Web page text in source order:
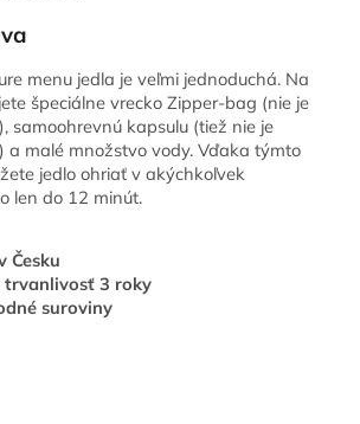
menu jedla je veľmi jednoduchá. Na
špeciálne vrecko Zipper-bag (nie je
samoohrevnú kapsulu (tiež nie je
a malé množstvo vody. Vďaka týmto
jedlo ohriať v akýchkoľvek
len do 12 minút.
Česku
trvanlivosť 3 roky
suroviny